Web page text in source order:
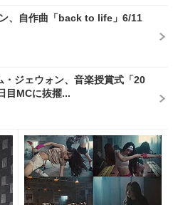
、自作曲「back to life」6/11
・ジェウォン、音楽授賞式「20
目MCに抜擢...